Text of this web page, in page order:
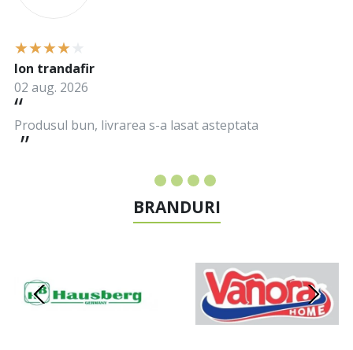
Produsul bun, livrarea s-a lasat asteptata
Ion trandafir
02 aug. 2026
BRANDURI